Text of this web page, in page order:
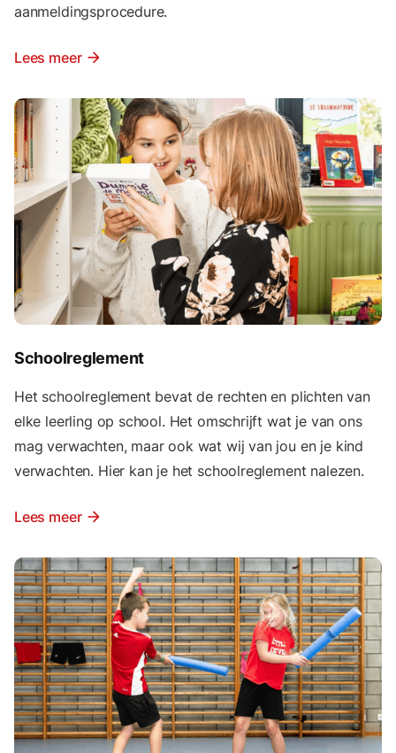
aanmeldingsprocedure.
Lees meer arrow_forward
Schoolreglement
Het schoolreglement bevat de rechten en plichten van
elke leerling op school. Het omschrijft wat je van ons
mag verwachten, maar ook wat wij van jou en je kind
verwachten. Hier kan je het schoolreglement nalezen.
Lees meer arrow_forward